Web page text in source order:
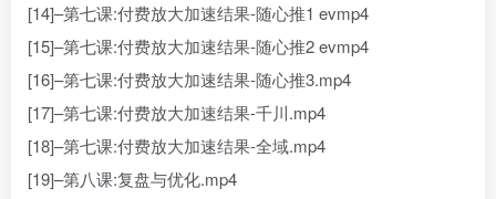
[14]–第七课:付费放大加速结果-随心推1 evmp4
[15]–第七课:付费放大加速结果-随心推2 evmp4
[16]–第七课:付费放大加速结果-随心推3.mp4
[17]–第七课:付费放大加速结果-千川.mp4
[18]–第七课:付费放大加速结果-全域.mp4
[19]–第八课:复盘与优化.mp4